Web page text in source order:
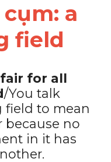
a
field
for all
/You talk
field to mean
because no
in it has